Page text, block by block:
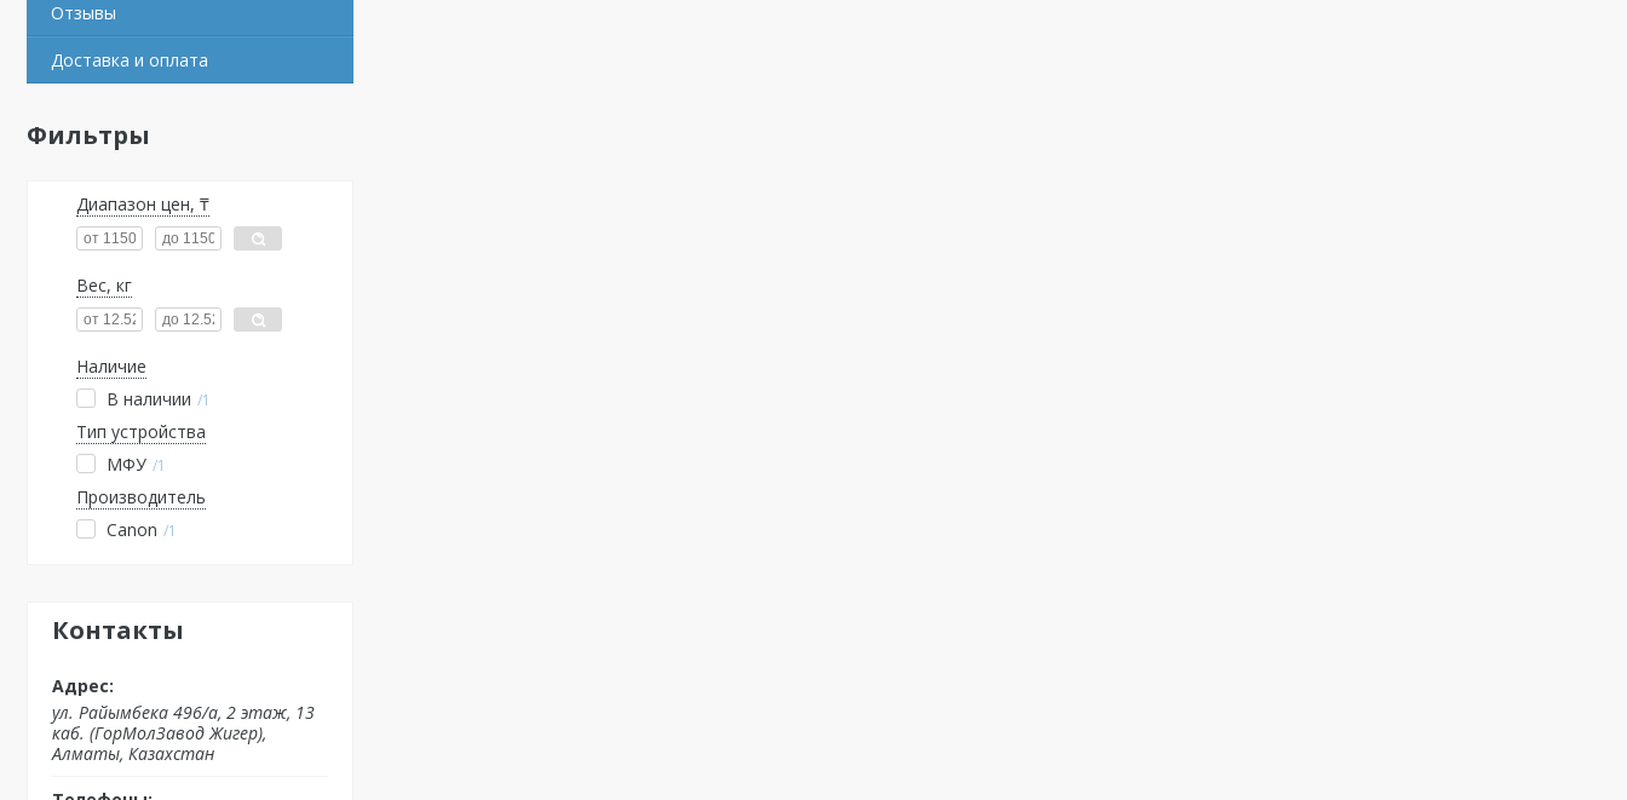
Отзывы
Доставка и оплата
Фильтры
Диапазон цен, ₸
Вес, кг
Наличие
В наличии
1
Тип устройства
МФУ 1
Производитель
Canon
1
Контакты
ул. Райымбека 496/а, 2 этаж, 13
каб. (ГорМолЗавод Жигер),
Алматы, Казахстан